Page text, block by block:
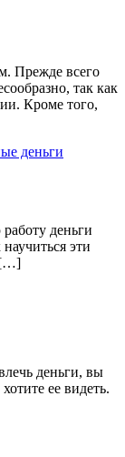
Прежде всего
так как
Кроме того,
деньги
эти
[…]
деньги, вы
ее видеть.